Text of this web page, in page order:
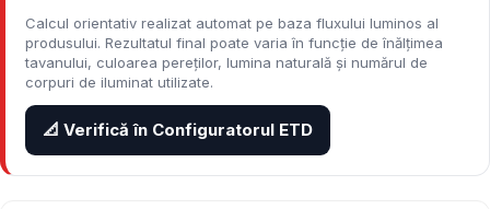
Calcul orientativ realizat automat pe baza fluxului luminos al
produsului. Rezultatul final poate varia în funcție de înălțimea
tavanului, culoarea pereților, lumina naturală și numărul de
corpuri de iluminat utilizate.
📐 Verifică în Configuratorul ETD